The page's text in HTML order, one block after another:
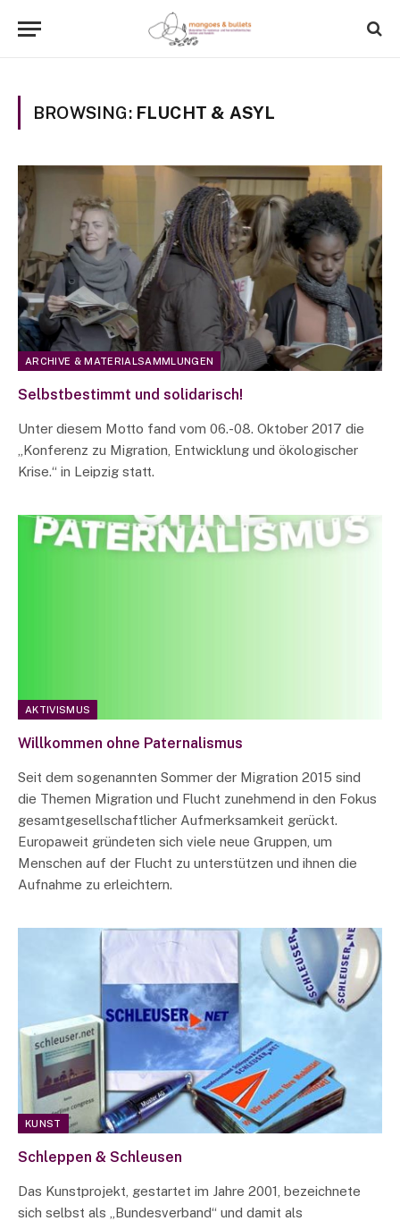
BROWSING: FLUCHT & ASYL
ARCHIVE & MATERIALSAMMLUNGEN
Selbstbestimmt und solidarisch!
Unter diesem Motto fand vom 06.-08. Oktober 2017 die
„Konferenz zu Migration, Entwicklung und ökologischer
Krise.“ in Leipzig statt.
AKTIVISMUS
Willkommen ohne Paternalismus
Seit dem sogenannten Sommer der Migration 2015 sind
die Themen Migration und Flucht zunehmend in den Fokus
gesamtgesellschaftlicher Aufmerksamkeit gerückt.
Europaweit gründeten sich viele neue Gruppen, um
Menschen auf der Flucht zu unterstützen und ihnen die
Aufnahme zu erleichtern.
KUNST
Schleppen & Schleusen
Das Kunstprojekt, gestartet im Jahre 2001, bezeichnete
sich selbst als „Bundesverband“ und damit als